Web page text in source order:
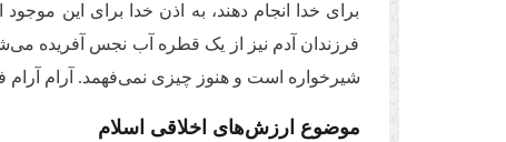
برای خدا انجام دهند، به اذن خدا برای این
فرزندان آدم نیز از یک قطره آب نجس آفریده
شیرخواره است و هنوز چیزی نمی‌فهمد. آرام
موضوع ارزش‌های اخلاقی اسلام